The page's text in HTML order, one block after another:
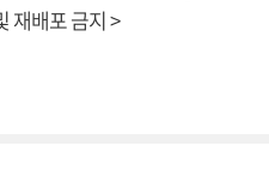
재배포 금지 >